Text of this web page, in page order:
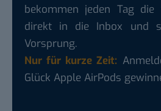
bekommen jeden Tag die
direkt in die Inbox und
Vorsprung.
Nur für kurze Zeit:
Glück Apple AirPods